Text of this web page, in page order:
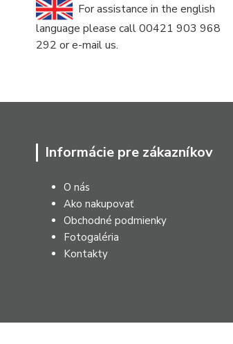
For assistance in the english
language please call 00421 903 968
292 or e-mail us.
Informácie pre zákazníkov
O nás
Ako nakupovať
Obchodné podmienky
Fotogaléria
Kontakty